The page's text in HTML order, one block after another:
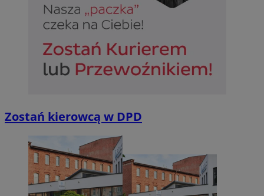
Zostań kierowcą w DPD
Niezbędne pliki cookie umożliwiają korzystanie z podstawowych
takich jak logowanie użytkownika i zarządzanie kontem. Bez
można prawidłowo korzystać ze strony internetowej.
Nazwa
Domena
SessID
sosnowiecki.pl
euds .rfihub.com